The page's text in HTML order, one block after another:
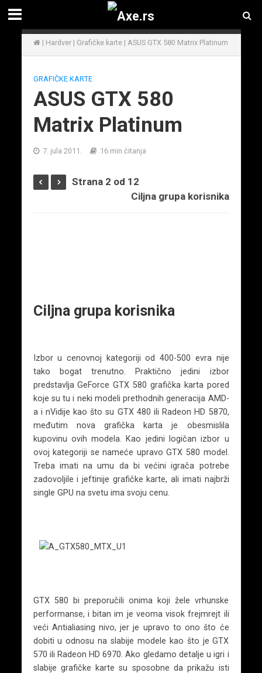
| Hardver| Grafičke karte| ASUS GTX 580 Matrix Platinum
GRAFIČKE KARTE
ASUS GTX 580
Matrix Platinum
7. jula 2011. 16 min čitanja
Strana 2 od 12
Ciljna grupa korisnika
Ciljna grupa korisnika
Izbor u cenovnoj kategoriji od 400-500 evra nije
tako bogat trenutno. Praktično jedini izbor
predstavlja GeForce GTX 580 grafička karta pored
koje su tu i neki modeli prethodnih generacija AMD-
a i nVidije kao što su GTX 480 ili Radeon HD 5870,
međutim nova grafička karta je obesmislila
kupovinu ovih modela. Kao jedini logičan izbor u
ovoj kategoriji se nameće upravo GTX 580 model.
Treba imati na umu da bi većini igrača potrebe
zadovoljile i jeftinije grafičke karte, ali imati najbrži
single GPU na svetu ima svoju cenu.
GTX 580 bi preporučili onima koji žele vrhunske
performanse, i bitan im je veoma visok frejmrejt ili
veći Antialiasing nivo, jer je upravo to ono što će
dobiti u odnosu na slabije modele kao što je GTX
570 ili Radeon HD 6970. Ako gledamo detalje u igri i
slabije grafičke karte su sposobne da prikažu isti